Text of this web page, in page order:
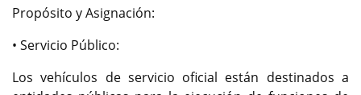
Propósito y Asignación:
• Servicio Público:
Los vehículos de servicio oficial están destinados a